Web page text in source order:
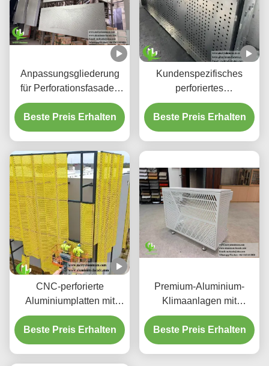
Anpassungsgliederung
für Perforationsfasaden
aus Aluminium und
Bildschirmplatten
Beste Preis Erhalten
Kundenspezifisches
perforiertes
hinterleuchtetes
Aluminium-
Deckensystem mit
Laser-geschnittenen
Mustern
Beste Preis Erhalten
CNC-perforierte
Aluminiumplatten mit
3003 H14/H24-Legierung
und PVDF-Beschichtung
für Fassaden
Beste Preis Erhalten
Premium-Aluminium-
Klimaanlagen mit
dekorativen
Schutzschirmen
Beste Preis Erhalten